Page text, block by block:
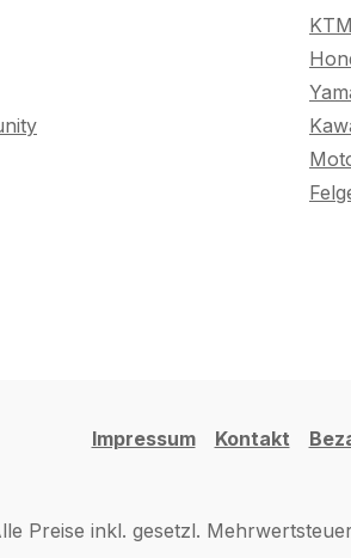
Impressum Kontakt
Preise inkl. gesetzl.